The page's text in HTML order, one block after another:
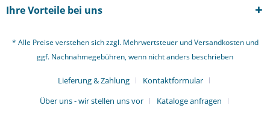
Ihre Vorteile bei uns
* Alle Preise verstehen sich zzgl. Mehrwertsteuer undVersandkostenund
ggf. Nachnahmegebühren, wenn nicht anders beschrieben
Lieferung & Zahlung
Kontaktformular
Über uns - wir stellen uns vor
Kataloge anfragen